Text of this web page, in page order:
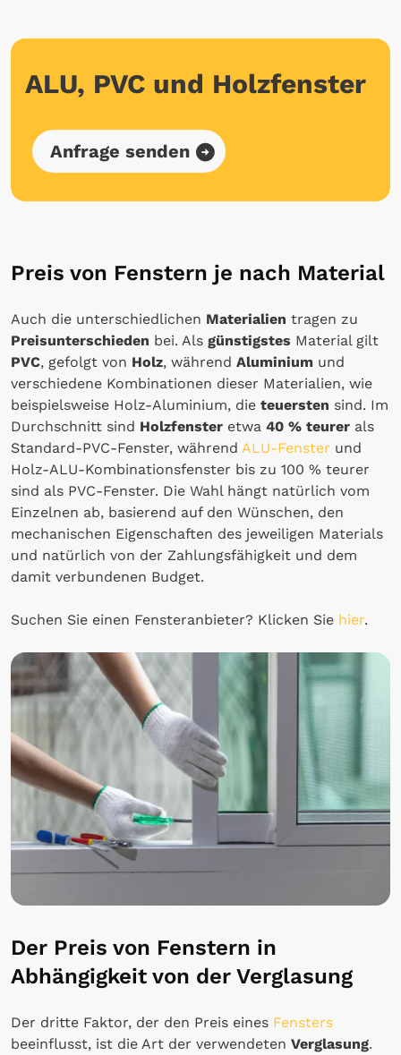
ALU, PVC und Holzfenster
Anfrage senden
Preis von Fenstern je nach Material
Auch die unterschiedlichen Materialien tragen zu
Preisunterschieden bei. Als günstigstes Material gilt
PVC, gefolgt von Holz, während Aluminium und
verschiedene Kombinationen dieser Materialien, wie
beispielsweise Holz-Aluminium, die teuersten sind. Im
Durchschnitt sind Holzfenster etwa 40 % teurer als
Standard-PVC-Fenster, während ALU-Fenster und
Holz-ALU-Kombinationsfenster bis zu 100 % teurer
sind als PVC-Fenster. Die Wahl hängt natürlich vom
Einzelnen ab, basierend auf den Wünschen, den
mechanischen Eigenschaften des jeweiligen Materials
und natürlich von der Zahlungsfähigkeit und dem
damit verbundenen Budget.
Suchen Sie einen Fensteranbieter? Klicken Sie hier.
Der Preis von Fenstern in
Abhängigkeit von der Verglasung
Der dritte Faktor, der den Preis eines Fensters
beeinflusst, ist die Art der verwendeten Verglasung.